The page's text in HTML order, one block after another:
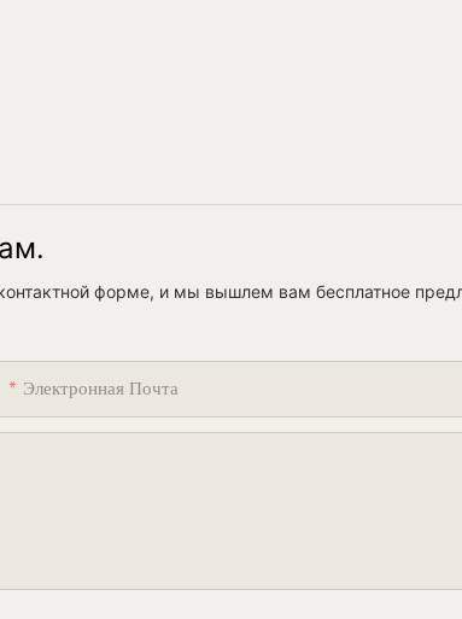
форме, и мы вышлем вам бесплатное
Электронная Почта